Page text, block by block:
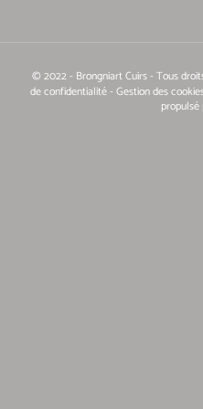
© 2022 - Brongniart Cuirs - Tous
de confidentialité- Gestion des
propulsé